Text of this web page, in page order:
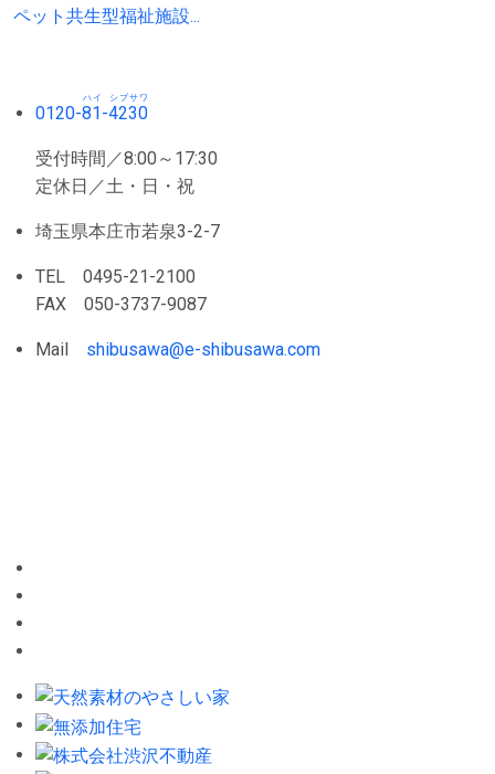
ペット共生型福祉施設...
0120-81
ハイ
-4230
シブサワ
受付時間／8:00～17:30
定休日／土・日・祝
埼玉県本庄市若泉3-2-7
TEL 0495-21-2100
FAX 050-3737-9087
Mail shibusawa@e-shibusawa.com